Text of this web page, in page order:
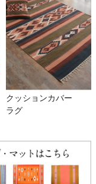
クッションカバー
ラグ